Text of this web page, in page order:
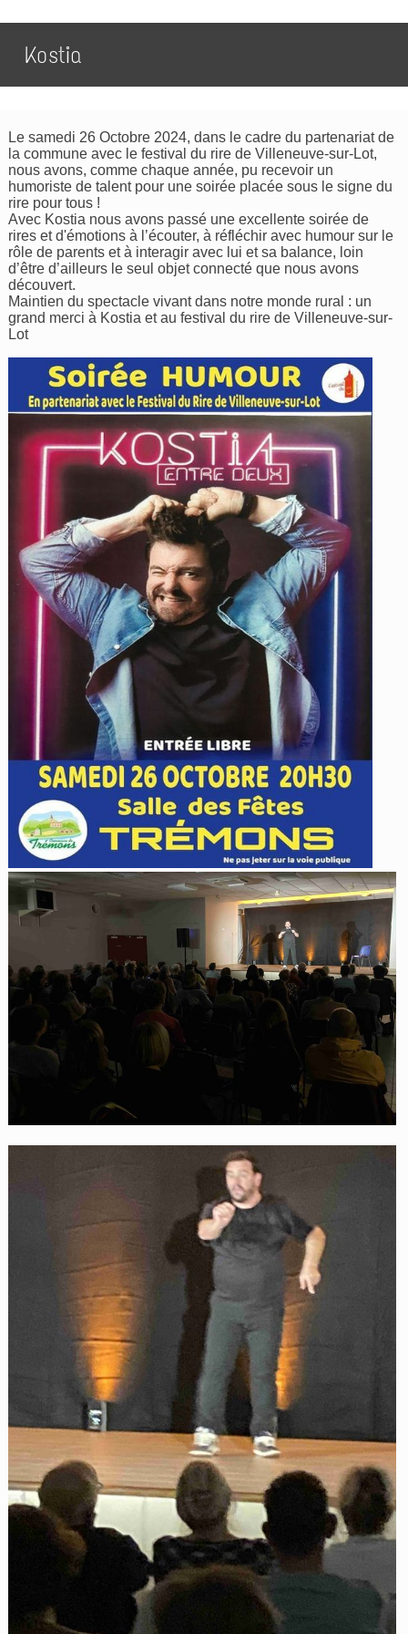
Kostia
Le samedi 26 Octobre 2024, dans le cadre du partenariat de
la commune avec le festival du rire de Villeneuve-sur-Lot,
nous avons, comme chaque année, pu recevoir un
humoriste de talent pour une soirée placée sous le signe du
rire pour tous !
Avec Kostia nous avons passé une excellente soirée de
rires et d'émotions à l’écouter, à réfléchir avec humour sur le
rôle de parents et à interagir avec lui et sa balance, loin
d’être d’ailleurs le seul objet connecté que nous avons
découvert.
Maintien du spectacle vivant dans notre monde rural : un
grand merci à Kostia et au festival du rire de Villeneuve-sur-
Lot